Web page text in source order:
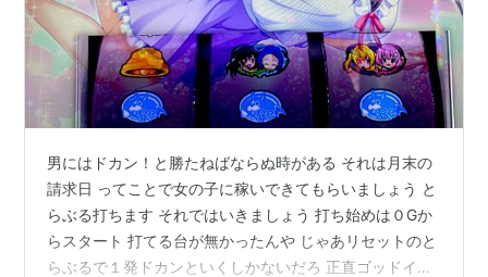
男にはドカン！と勝たねばならぬ時がある それは月末の
請求日 ってことで女の子に稼いできてもらいましょう と
らぶる打ちます それではいきましょう 打ち始めは０Gか
らスタート 打てる台が無かったんや じゃあリセットのと
らぶるで１発ドカンといくしかないだろ 正直ゴッドイー